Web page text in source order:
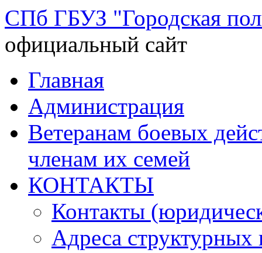
СПб ГБУЗ "Городская
официальный сайт
Перейти
содержимому
Главная
Администрация
Ветеранам боевых
членам их семей
КОНТАКТЫ
Контакты
Адреса структурных